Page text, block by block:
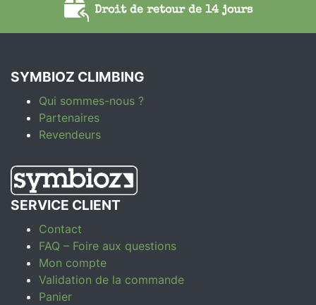
Droit de retour de 14 jours
SYMBIOZ CLIMBING
Qui sommes-nous ?
Partenaires
Revendeurs
SERVICE CLIENT
Contact
FAQ – Foire aux questions
Mon compte
Validation de la commande
Panier